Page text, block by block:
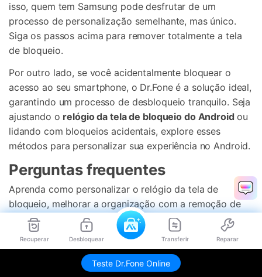
Recuperar Desbloquear Transferir Reparar
Teste Dr.Fone Online
isso, quem tem Samsung pode desfrutar de um
processo de personalização semelhante, mas único.
Siga os passos acima para remover totalmente a tela
de bloqueio.
Por outro lado, se você acidentalmente bloquear o
acesso ao seu smartphone, o Dr.Fone é a solução ideal,
garantindo um processo de desbloqueio tranquilo. Seja
ajustando o relógio da tela de bloqueio do Android ou
lidando com bloqueios acidentais, explore esses
métodos para personalizar sua experiência no Android.
Perguntas frequentes
Aprenda como personalizar o relógio da tela de
bloqueio, melhorar a organização com a remoção de
widgets e solucionar problemas de configurações de
horário incorretas.